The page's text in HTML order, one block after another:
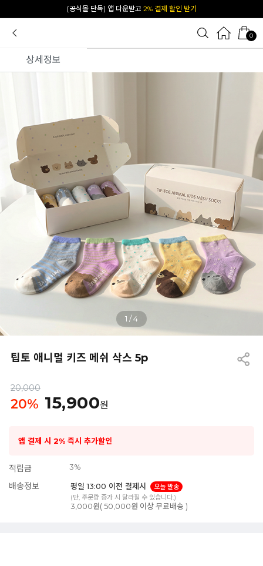
[공식몰 단독] 앱 다운받고 2% 결제 할인 받기
0
상세정보
1 /4
팁토 애니멀 키즈 메쉬 삭스 5p
20,000
20% 15,900원
앱 결제 시 2% 즉시 추가할인
적립금 3%
배송정보 평일 13:00 이전 결제시
오늘 발송
(단, 주문량 증가 시 달라질 수 있습니다.)
3,000원( 50,000원 이상 무료배송 )